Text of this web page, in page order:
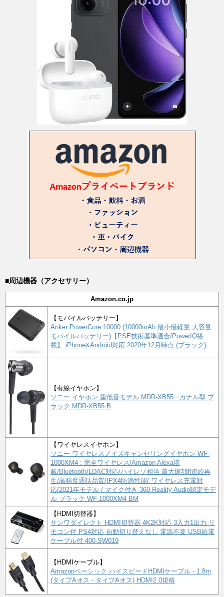
■周辺機器（アクセサリー）
Amazon.co.jp
【モバイルバッテリー】
Anker PowerCore 10000 (10000mAh 最小最軽量 大容量
モバイルバッテリー)【PSE技術基準適合/PowerIQ搭
載】 iPhone&Android対応 2020年12月時点 (ブラック)
【有線イヤホン】
ソニー イヤホン 重低音モデル MDR-XB55 : カナル型 ブ
ラック MDR-XB55 B
【ワイヤレスイヤホン】
ソニー ワイヤレスノイズキャンセリングイヤホン WF-
1000XM4 : 完全ワイヤレス/Amazon Alexa搭
載/Bluetooth/LDAC対応/ハイレゾ相当 最大8時間連続再
生/高精度通話品質/IPX4防滴性能/ ワイヤレス充電対
応/2021年モデル / マイク付き 360 Reality Audio認定モデ
ル ブラック WF-1000XM4 BM
【HDMI切替器】
サンワダイレクト HDMI切替器 4K2K対応 3入力1出力 リ
モコン付 PS4対応 自動切り替えなし 電源不要 USB給電
ケーブル付 400-SW019
【HDMIケーブル】
Amazonベーシック ハイスピードHDMIケーブル - 1.8m
(タイプAオス - タイプAオス) HDMI2.0規格